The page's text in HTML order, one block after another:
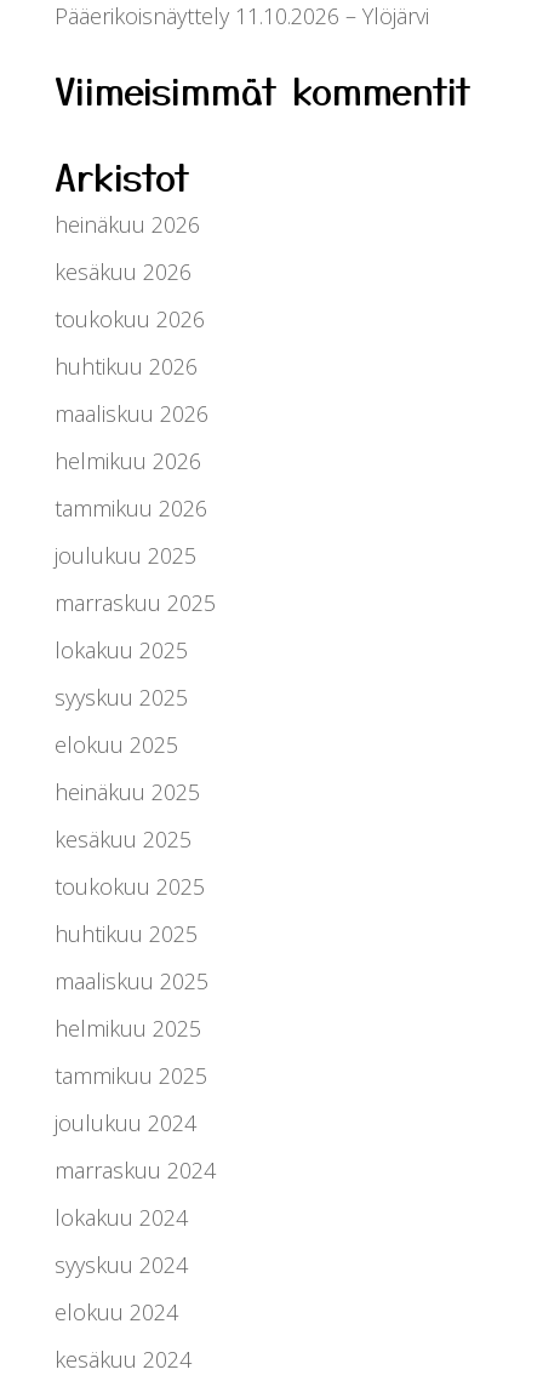
Pääerikoisnäyttely 11.10.2026 – Ylöjärvi
Viimeisimmät kommentit
Arkistot
heinäkuu 2026
kesäkuu 2026
toukokuu 2026
huhtikuu 2026
maaliskuu 2026
helmikuu 2026
tammikuu 2026
joulukuu 2025
marraskuu 2025
lokakuu 2025
syyskuu 2025
elokuu 2025
heinäkuu 2025
kesäkuu 2025
toukokuu 2025
huhtikuu 2025
maaliskuu 2025
helmikuu 2025
tammikuu 2025
joulukuu 2024
marraskuu 2024
lokakuu 2024
syyskuu 2024
elokuu 2024
kesäkuu 2024